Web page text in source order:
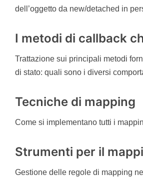
dell’oggetto da new/detached in
I metodi di callback
Trattazione sui principali metodi
di stato: quali sono i diversi
Tecniche di mapping
Come si implementano tutti i
Strumenti per il
Gestione delle regole di mapping